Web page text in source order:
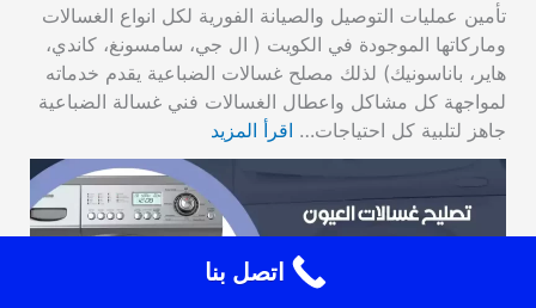
تأمين عمليات التوصيل والصيانة الفورية لكل انواع الغسالات
وماركاتها الموجودة في الكويت ( ال جي، سامسونغ، كاندي،
هاير، باناسونيك) لذلك مصلح غسالات الضباعية يقدم خدماته
لمواجهة كل مشاكل واعطال الغسالات فني غسالة الضباعية
جاهز لتلبية كل احتياجات… اقرأ المزيد
اتصل بنا